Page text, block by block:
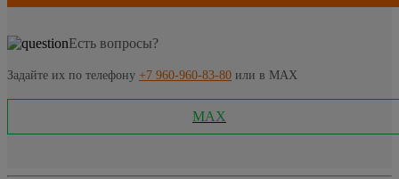
Есть вопросы?
Задайте их по телефону +7 960-960-83-80 или в MAX
MAX